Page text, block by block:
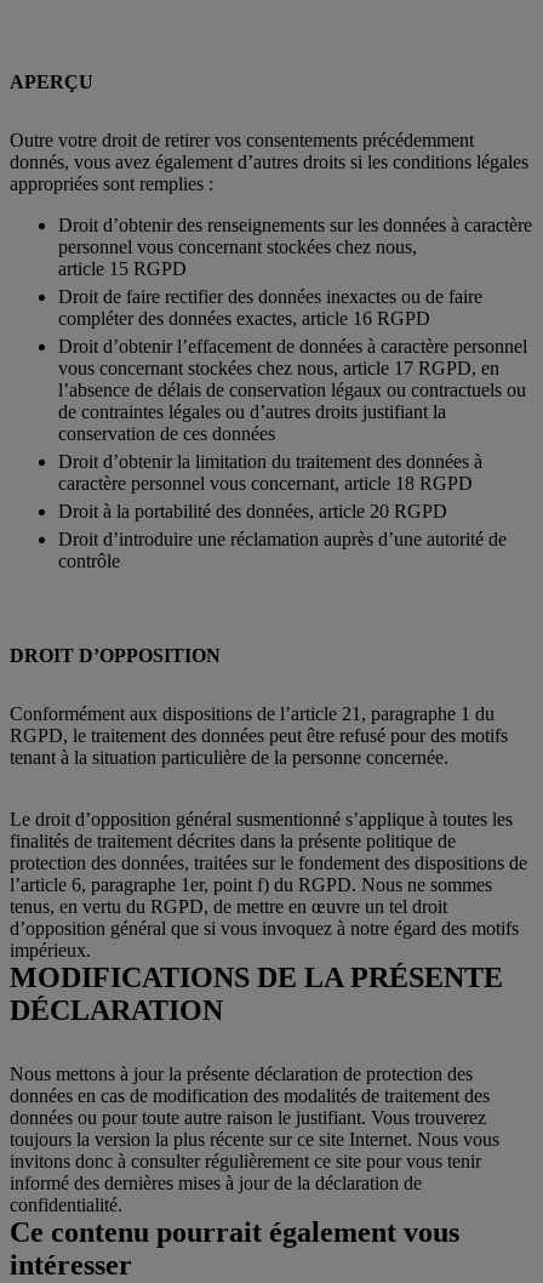
APERÇU
Outre votre droit de retirer vos consentements précédemment
donnés, vous avez également d’autres droits si les conditions légales
appropriées sont remplies :
Droit d’obtenir des renseignements sur les données à caractère
personnel vous concernant stockées chez nous,
article 15 RGPD
Droit de faire rectifier des données inexactes ou de faire
compléter des données exactes, article 16 RGPD
Droit d’obtenir l’effacement de données à caractère personnel
vous concernant stockées chez nous, article 17 RGPD, en
l’absence de délais de conservation légaux ou contractuels ou
de contraintes légales ou d’autres droits justifiant la
conservation de ces données
Droit d’obtenir la limitation du traitement des données à
caractère personnel vous concernant, article 18 RGPD
Droit à la portabilité des données, article 20 RGPD
Droit d’introduire une réclamation auprès d’une autorité de
contrôle
DROIT D’OPPOSITION
Conformément aux dispositions de l’article 21, paragraphe 1 du
RGPD, le traitement des données peut être refusé pour des motifs
tenant à la situation particulière de la personne concernée.
Le droit d’opposition général susmentionné s’applique à toutes les
finalités de traitement décrites dans la présente politique de
protection des données, traitées sur le fondement des dispositions de
l’article 6, paragraphe 1er, point f) du RGPD. Nous ne sommes
tenus, en vertu du RGPD, de mettre en œuvre un tel droit
d’opposition général que si vous invoquez à notre égard des motifs
impérieux.
MODIFICATIONS DE LA PRÉSENTE
DÉCLARATION
Nous mettons à jour la présente déclaration de protection des
données en cas de modification des modalités de traitement des
données ou pour toute autre raison le justifiant. Vous trouverez
toujours la version la plus récente sur ce site Internet. Nous vous
invitons donc à consulter régulièrement ce site pour vous tenir
informé des dernières mises à jour de la déclaration de
confidentialité.
Ce contenu pourrait également vous
intéresser